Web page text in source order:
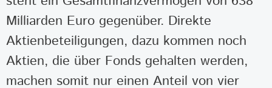
Milliarden Euro gegenüber. Direkte
Aktienbeteiligungen, dazu kommen noch
Aktien, die über Fonds gehalten werden,
machen somit nur einen Anteil von vier